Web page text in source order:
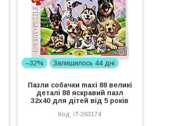
–32% Залишилось 44 дні
Пазли собачки maxi 88 великі
деталі 88 яскравий пазл
32x40 для дітей від 5 років
iT-263174